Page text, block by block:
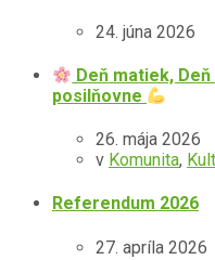
24. júna 2026
Deň matiek,
posilňovne
26. mája 2026
v Komunita,
Referendum 2026
27. apríla 2026